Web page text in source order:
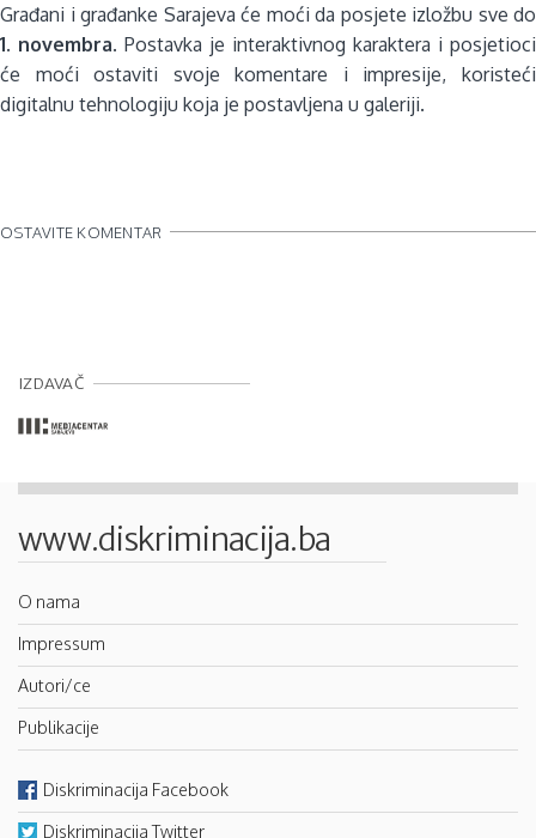
Građani i građanke Sarajeva će moći da posjete izložbu sve do
1. novembra. Postavka je interaktivnog karaktera i posjetioci
će moći ostaviti svoje komentare i impresije, koristeći
digitalnu tehnologiju koja je postavljena u galeriji.
OSTAVITE KOMENTAR
IZDAVAČ
www.diskriminacija.ba
O nama
Impressum
Autori/ce
Publikacije
Diskriminacija Facebook
Diskriminacija Twitter